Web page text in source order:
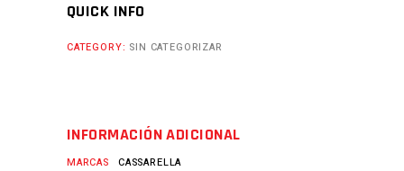
QUICK INFO
CATEGORY: SIN CATEGORIZAR
INFORMACIÓN ADICIONAL
MARCAS CASSARELLA